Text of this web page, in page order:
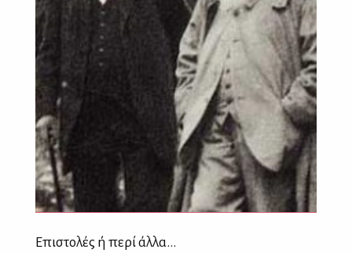
Επιστολές ή περί άλλα...